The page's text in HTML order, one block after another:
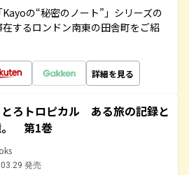
の“秘密のノート”」シリーズの
するロンドン南東の田舎町をご紹
詳細を見る
とろトロピカル ある旅の記録と
。 第1巻
発売